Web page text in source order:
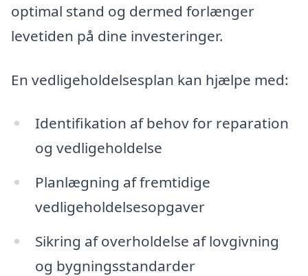
optimal stand og dermed forlænger
levetiden på dine investeringer.
En vedligeholdelsesplan kan hjælpe med:
Identifikation af behov for reparation
og vedligeholdelse
Planlægning af fremtidige
vedligeholdelsesopgaver
Sikring af overholdelse af lovgivning
og bygningsstandarder